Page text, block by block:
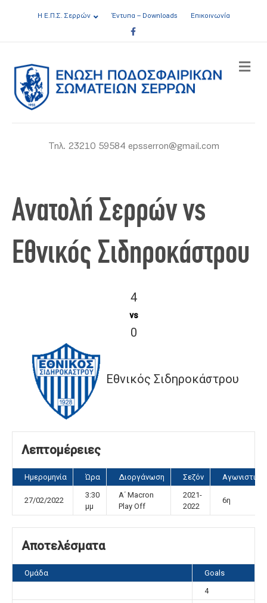
Η Ε.Π.Σ. Σερρών Έντυπα – Downloads
Επικοινωνία
Facebook
Τηλ. 23210 59584 epsserron@gmail.com
Ανατολή Σερρών vs
Εθνικός Σιδηροκάστρου
4
vs
0
Εθνικός Σιδηροκάστρου
Λεπτομέρειες
Ημερομηνία Ώρα Διοργάνωση Σεζόν Αγωνιστική
27/02/2022
3:30
μμ
A΄ Macron
Play Off
2021-
2022
6η
Αποτελέσματα
Ομάδα
Goals
4